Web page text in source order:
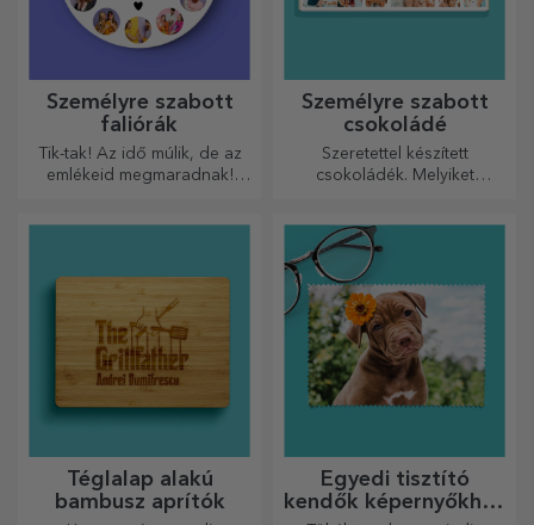
Személyre szabott
faliórák
Tik-tak! Az idő múlik, de az
emlékeid megmaradnak!
Személyre szabott
csokoládé
Szeretettel készített
csokoládék. Melyiket
Téglalap alakú
bambusz aprítók
Egyedi tisztító
kendők képernyőkhöz